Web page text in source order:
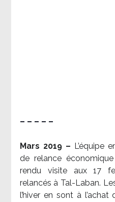
– – – – –
Mars 2019 – L’équipe
de relance
rendu visite aux 17
relancés à Tal-Laban.
l’hiver en sont à